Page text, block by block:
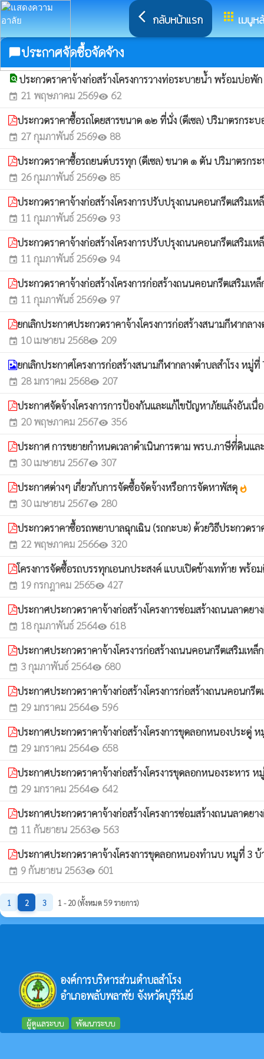
arrow_back_ios กลับหน้าแรก appsเมนูห
chat_bubbleประกาศจัดซื้อจัดจ้าง
find_in_page ประกวดราคาจ้างก่อสร้างโครงการวางท่อระบายน้ํา พร้อม
event 21 พฤษภาคม 2569visibility 62
ประกวดราคาซื้อรถโดยสารขนาด ๑๒ ที่นั่ง (ดีเซล) ปริมาตรกระ
event 27 กุมภาพันธ์ 2569visibility 88
ประกวดราคาซื้อรถยนต์บรรทุก (ดีเซล) ขนาด ๑ ตัน ปริมาตรกร
event 26 กุมภาพันธ์ 2569visibility 85
ประกวดราคาจ้างก่อสร้างโครงการปรับปรุงถนนคอนกรีตเสริ
event 11 กุมภาพันธ์ 2569visibility 93
ประกวดราคาจ้างก่อสร้างโครงการปรับปรุงถนนคอนกรีตเสริ
event 11 กุมภาพันธ์ 2569visibility 94
ประกวดราคาจ้างก่อสร้างโครงการก่อสร้างถนนคอนกรีตเสริม
event 11 กุมภาพันธ์ 2569visibility 97
ยกเลิกประกาศประกวดราคาจ้างโครงการก่อสร้างสนามกีฬากลา
event 10 เมษายน 2568visibility 209
ยกเลิกประกาศโครงการก่อสร้างสนามกีฬากลางตำบลสำโรง ห
event 28 มกราคม 2568visibility 207
ประกาศจัดจ้างโครงการการป้องกันและแก้ไขปัญหาภัยแล้งอันเ
event 20 พฤษภาคม 2567visibility 356
ประกาศ การขยายกำหนดเวลาดำเนินการตาม พรบ.ภาษีที่่ดินแ
event 30 เมษายน 2567visibility 307
ประกาศต่างๆ เกี่ยวกับการจัดซื้อจัดจ้างหรือการจัดหาพัสดุ whatshot
event 30 เมษายน 2567visibility 280
ประกวดราคาซื้อรถพยาบาลฉุกเฉิน (รถกะบะ) ด้วยวิธีประกวดร
event 22 พฤษภาคม 2566visibility 320
โครงการจัดซื้อรถบรรทุกเอนกประสงค์ แบบเปิดข้างเทท้าย พร้
event 19 กรกฎาคม 2565visibility 427
ประกาศประกวดราคาจ้างก่อสร้างโครงการซ่อมสร้างถนนลาด
event 18 กุมภาพันธ์ 2564visibility 618
ประกาศประกวดราคาจ้างโครงารก่อสร้างถนนคอนกรีตเสริมเ
event 3 กุมภาพันธ์ 2564visibility 680
ประกาศประกวดราคาจ้างก่อสร้างโครงการก่อสร้างถนนคอนก
event 29 มกราคม 2564visibility 596
ประกาศประกวดราคาจ้างก่อสร้างโครงการขุดลอกหนองประดู่
event 29 มกราคม 2564visibility 658
ประกาศประกวดราคาจ้างก่อสร้างโครงารขุดลอกหนองระหาร
event 29 มกราคม 2564visibility 642
ประกาศประกวดราคาจ้างก่อสร้างโครงการซ่อมสร้างถนนลาด
event 11 กันยายน 2563visibility 563
ประกาศประกวดราคาจ้างโครงการขุดลอกหนองทำนบ หมูที่ 3
event 9 กันยายน 2563visibility 601
1 2 3 1 - 20 (ทั้งหมด 59 รายการ)
องค์การบริหารส่วนตำบลสำโรง
อำเภอพลับพลาชัย จังหวัดบุรีรัมย์
ผู้ดูแลระบบ พัฒนาระบบ